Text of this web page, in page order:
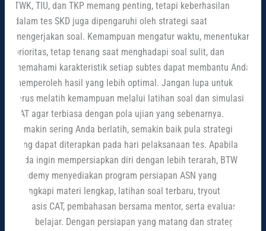
TWK, TIU, dan TKP memang penting, tetapi keberhasilan
dalam tes SKD juga dipengaruhi oleh strategi saat
mengerjakan soal. Kemampuan mengatur waktu, menentukan
prioritas, tetap tenang saat menghadapi soal sulit, dan
memahami karakteristik setiap subtes dapat membantu Anda
memperoleh hasil yang lebih optimal. Jangan lupa untuk
terus melatih kemampuan melalui latihan soal dan simulasi
CAT agar terbiasa dengan pola ujian yang sebenarnya.
Semakin sering Anda berlatih, semakin baik pula strategi
yang dapat diterapkan pada hari pelaksanaan tes. Apabila
Anda ingin mempersiapkan diri dengan lebih terarah, BTW
Academy menyediakan program persiapan ASN yang
dilengkapi materi lengkap, latihan soal terbaru, tryout
berbasis CAT, pembahasan bersama mentor, serta evaluasi
hasil belajar. Dengan persiapan yang matang dan strategi